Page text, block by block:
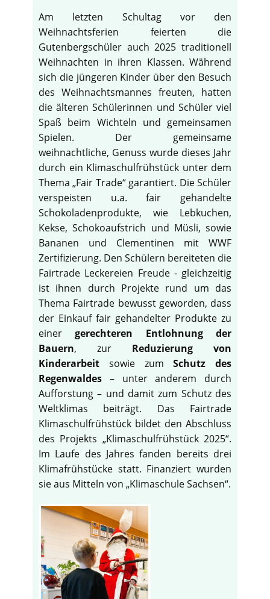
Am letzten Schultag vor den
Weihnachtsferien feierten die
Gutenbergschüler auch 2025 traditionell
Weihnachten in ihren Klassen. Während
sich die jüngeren Kinder über den Besuch
des Weihnachtsmannes freuten, hatten
die älteren Schülerinnen und Schüler viel
Spaß beim Wichteln und gemeinsamen
Spielen. Der gemeinsame
weihnachtliche, Genuss wurde dieses Jahr
durch ein Klimaschulfrühstück unter dem
Thema „Fair Trade“ garantiert. Die Schüler
verspeisten u.a. fair gehandelte
Schokoladenprodukte, wie Lebkuchen,
Kekse, Schokoaufstrich und Müsli, sowie
Bananen und Clementinen mit WWF
Zertifizierung. Den Schülern bereiteten die
Fairtrade Leckereien Freude - gleichzeitig
ist ihnen durch Projekte rund um das
Thema Fairtrade bewusst geworden, dass
der Einkauf fair gehandelter Produkte zu
einergerechteren Entlohnung der
Bauern, zur Reduzierung von
Kinderarbeit sowie zumSchutz des
Regenwaldes – unter anderem durch
Aufforstung – und damit zum Schutz des
Weltklimas beiträgt. Das Fairtrade
Klimaschulfrühstück bildet den Abschluss
des Projekts „Klimaschulfrühstück 2025“.
Im Laufe des Jahres fanden bereits drei
Klimafrühstücke statt. Finanziert wurden
sie aus Mitteln von „Klimaschule Sachsen“.